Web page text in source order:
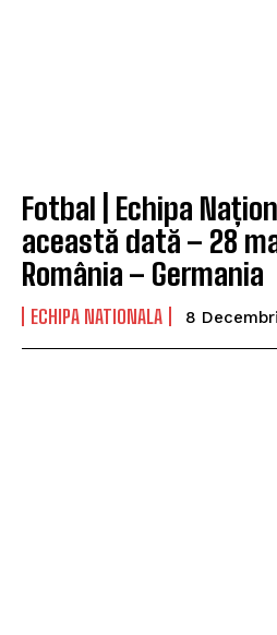
Fotbal | Echipa
această dată – 28
România – Germania
ECHIPA NATIONALA 8